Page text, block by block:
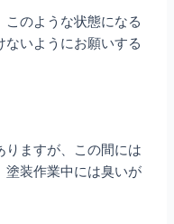
のような状態になる
いようにお願いする
ますが、この間には
塗装作業中には臭いが